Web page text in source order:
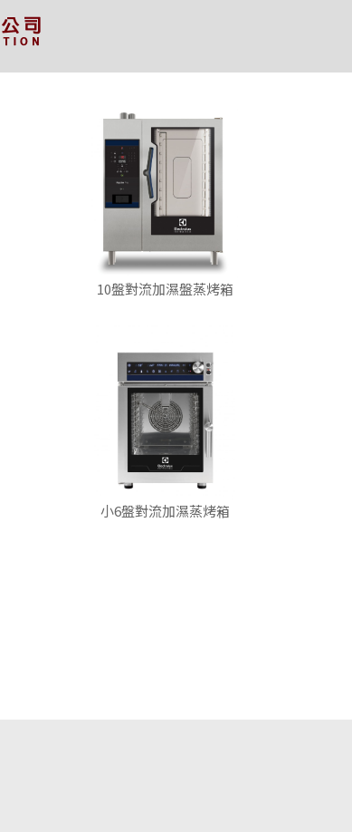
10盤對流加濕盤蒸烤箱
小6盤對流加濕蒸烤箱